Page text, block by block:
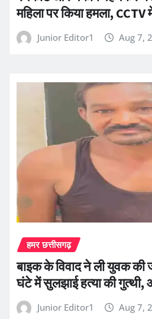
महिला पर किया हमला, CCTV
Junior Editor1 Aug 7,
हमर छत्तीसगढ़
बाइक के विवाद ने ली युवक की
घंटे में सुलझाई हत्या की गुत्थी,
Junior Editor1 Aug 7,